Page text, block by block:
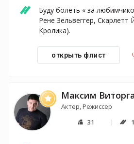
Буду болеть « за
Рене Зельвеггер, Скарлетт
Кролика).
открыть флист
Максим
Актер, Режиссер
31